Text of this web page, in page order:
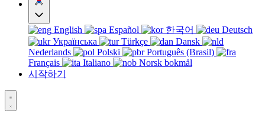
English Español 한국어
Deutsch
Українська
Türkçe
Dansk
Nederlands
Polski
Português (Brasil)
Français
Italiano
Norsk bokmål
시작하기